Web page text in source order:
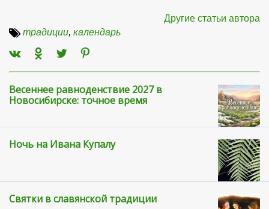
Другие статьи автора
традиции, календарь
Весеннее равноденствие 2027 в
Новосибирске: точное время
Ночь на Ивана Купалу
Святки в славянской традиции